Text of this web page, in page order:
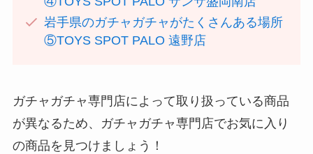
岩手県のガチャガチャがたくさんある場所
⑤TOYS SPOT PALO 遠野店
ガチャガチャ専門店によって取り扱っている商品
が異なるため、ガチャガチャ専門店でお気に入り
の商品を見つけましょう！